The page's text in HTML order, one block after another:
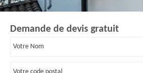
Demande de devis gratuit